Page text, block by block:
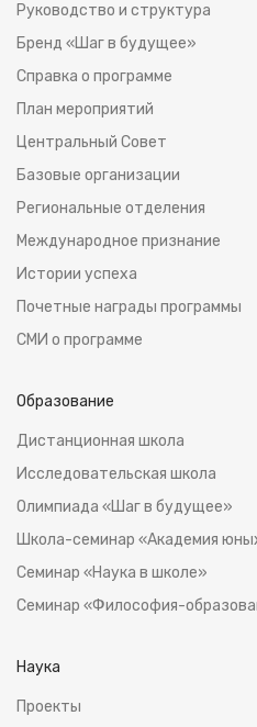
Руководство и структура
Бренд «Шаг в будущее»
Справка о программе
План мероприятий
Центральный Совет
Базовые организации
Региональные отделения
Международное признание
Истoрии успеха
Почетные награды программы
СМИ о программе
Образование
Дистанционная школа
Исследовательская школа
Олимпиада «Шаг в будущее»
Школа-семинар «Академия
Семинар «Наука в школе»
Семинар «Философия-
Наука
Проекты